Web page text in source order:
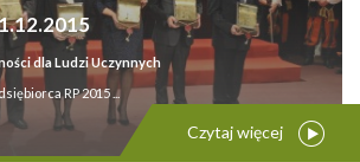
dla Ludzi Uczynnych
RP 2015 ...
Czytaj więcej